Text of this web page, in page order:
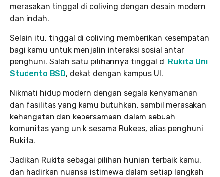
merasakan tinggal di coliving dengan desain modern
dan indah.
Selain itu, tinggal di coliving memberikan kesempatan
bagi kamu untuk menjalin interaksi sosial antar
penghuni. Salah satu pilihannya tinggal di Rukita Uni
Studento BSD, dekat dengan kampus UI.
Nikmati hidup modern dengan segala kenyamanan
dan fasilitas yang kamu butuhkan, sambil merasakan
kehangatan dan kebersamaan dalam sebuah
komunitas yang unik sesama Rukees, alias penghuni
Rukita.
Jadikan Rukita sebagai pilihan hunian terbaik kamu,
dan hadirkan nuansa istimewa dalam setiap langkah